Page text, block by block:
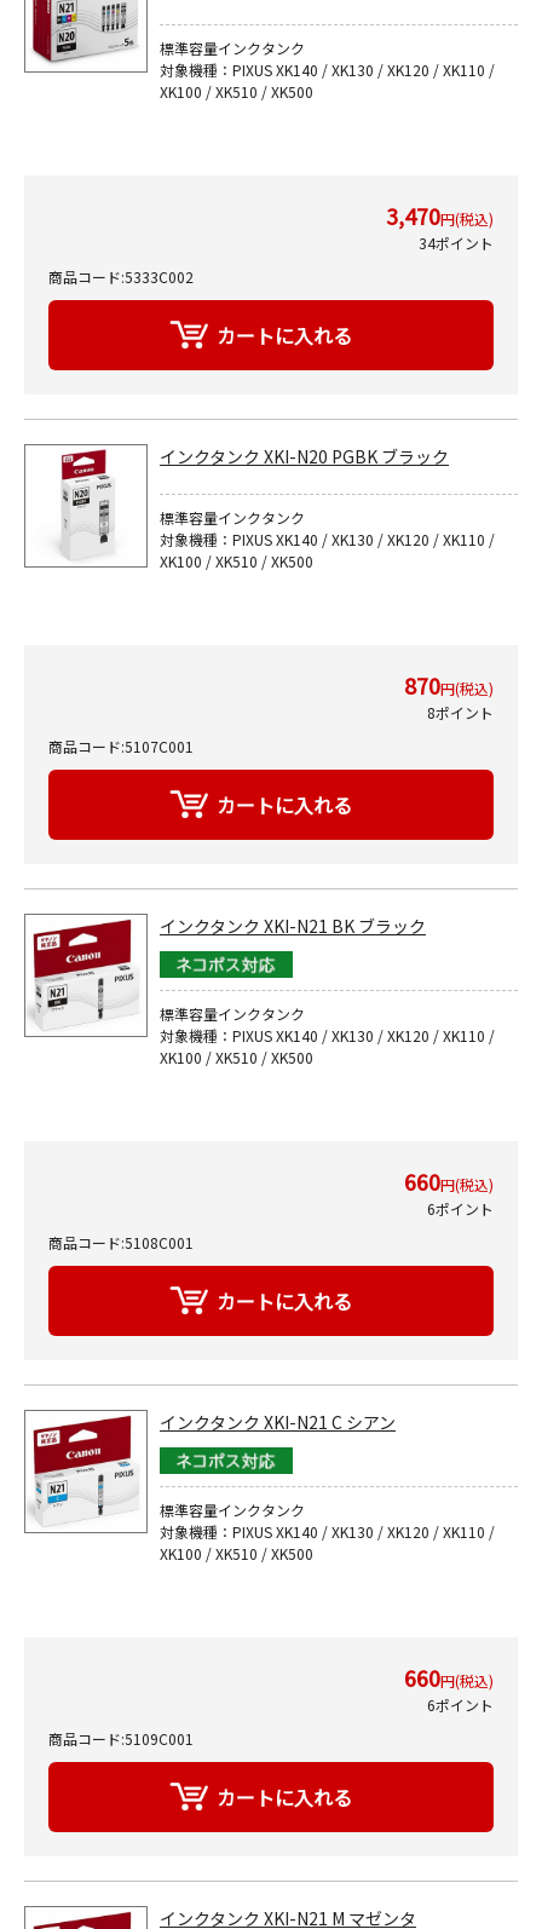
標準容量インクタンク
対象機種：PIXUS XK140 / XK130 / XK120 / XK110 /
XK100 / XK510 / XK500
3,470円(税込)
34ポイント
商品コード:5333C002
インクタンク XKI-N20 PGBK ブラック
標準容量インクタンク
対象機種：PIXUS XK140 / XK130 / XK120 / XK110 /
XK100 / XK510 / XK500
870円(税込)
8ポイント
商品コード:5107C001
インクタンク XKI-N21 BK ブラック
標準容量インクタンク
対象機種：PIXUS XK140 / XK130 / XK120 / XK110 /
XK100 / XK510 / XK500
660円(税込)
6ポイント
商品コード:5108C001
インクタンク XKI-N21 C シアン
標準容量インクタンク
対象機種：PIXUS XK140 / XK130 / XK120 / XK110 /
XK100 / XK510 / XK500
660円(税込)
6ポイント
商品コード:5109C001
インクタンク XKI-N21 M マゼンタ